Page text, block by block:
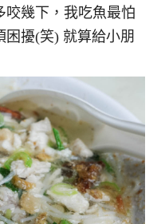
咬幾下，我吃魚最怕
擾(笑) 就算給小朋